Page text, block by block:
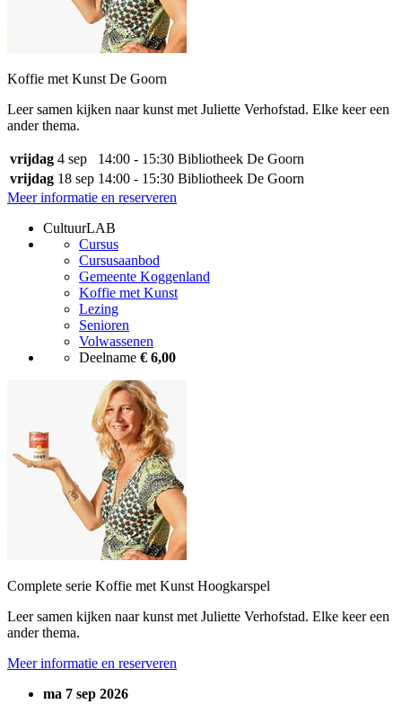
Koffie met Kunst De Goorn
Leer samen kijken naar kunst met Juliette Verhofstad. Elke keer een
ander thema.
vrijdag 4 sep 14:00 - 15:30 Bibliotheek De Goorn
vrijdag 18 sep 14:00 - 15:30 Bibliotheek De Goorn
Meer informatie en reserveren
CultuurLAB
Cursus
Cursusaanbod
Gemeente Koggenland
Koffie met Kunst
Lezing
Senioren
Volwassenen
Deelname € 6,00
Complete serie Koffie met Kunst Hoogkarspel
Leer samen kijken naar kunst met Juliette Verhofstad. Elke keer een
ander thema.
Meer informatie en reserveren
ma 7 sep 2026